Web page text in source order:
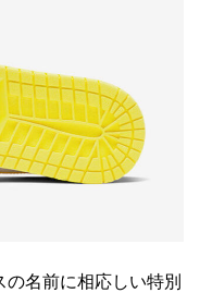
の名前に相応しい特別